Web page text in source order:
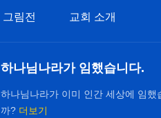
그림전 교회 소개
하나님나라가 임했습니다.
하나님나라가 이미 인간 세상에 임
까? 더보기